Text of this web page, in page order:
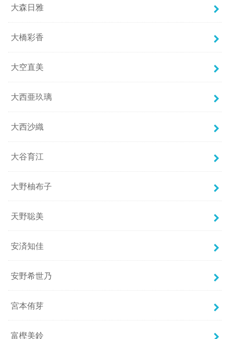
大森日雅
大橋彩香
大空直美
大西亜玖璃
大西沙織
大谷育江
大野柚布子
天野聡美
安済知佳
安野希世乃
宮本侑芽
富樫美鈴